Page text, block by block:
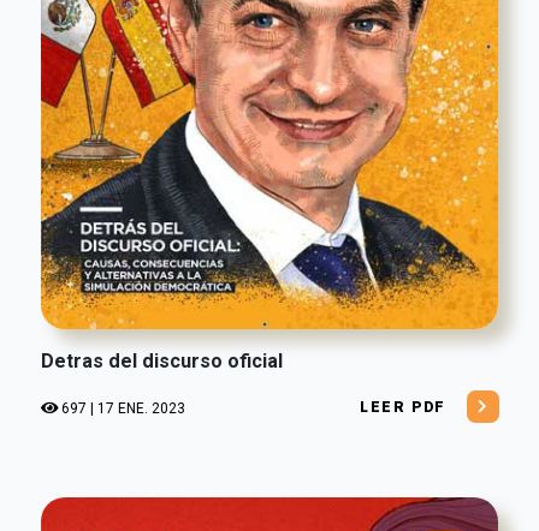
Detras del discurso oficial
697 | 17 ENE. 2023 LEER PDF